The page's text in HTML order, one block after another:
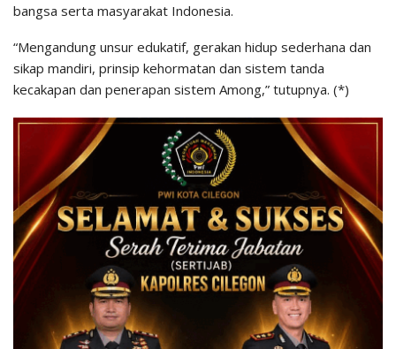
bangsa serta masyarakat Indonesia.
“Mengandung unsur edukatif, gerakan hidup sederhana dan
sikap mandiri, prinsip kehormatan dan sistem tanda
kecakapan dan penerapan sistem Among,” tutupnya. (*)